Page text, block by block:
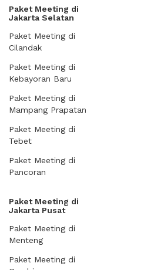
Paket Meeting di
Jakarta Selatan
Paket Meeting di
Cilandak
Paket Meeting di
Kebayoran Baru
Paket Meeting di
Mampang Prapatan
Paket Meeting di
Tebet
Paket Meeting di
Pancoran
Paket Meeting di
Jakarta Pusat
Paket Meeting di
Menteng
Paket Meeting di